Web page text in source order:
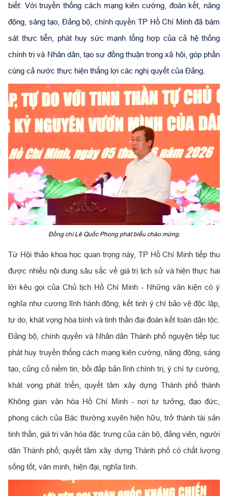
biết: Với truyền thống cách mạng kiên cường, đoàn kết, năng
động, sáng tạo, Đảng bộ, chính quyền TP Hồ Chí Minh đã bám
sát thực tiễn, phát huy sức mạnh tổng hợp của cả hệ thống
chính trị và Nhân dân, tạo sự đồng thuận trong xã hội, góp phần
cùng cả nước thực hiện thắng lợi các nghị quyết của Đảng.
Đồng chí Lê Quốc Phong phát biểu chào mừng.
Từ Hội thảo khoa học quan trọng này, TP Hồ Chí Minh tiếp thu
được nhiều nội dung sâu sắc về giá trị lịch sử và hiện thực hai
lời kêu gọi của Chủ tịch Hồ Chí Minh - Những văn kiện có ý
nghĩa như cương lĩnh hành động, kết tinh ý chí bảo vệ độc lập,
tự do, khát vọng hòa bình và tinh thần đại đoàn kết toàn dân tộc.
Đảng bộ, chính quyền và Nhân dân Thành phố nguyện tiếp tục
phát huy truyền thống cách mạng kiên cường, năng động, sáng
tạo, củng cố niềm tin, bồi đắp bản lĩnh chính trị, ý chí tự cường,
khát vọng phát triển, quyết tâm xây dựng Thành phố thành
Không gian văn hóa Hồ Chí Minh - nơi tư tưởng, đạo đức,
phong cách của Bác thường xuyên hiện hữu, trở thành tài sản
tinh thần, giá trị văn hóa đặc trưng của cán bộ, đảng viên, người
dân Thành phố; quyết tâm xây dựng Thành phố có chất lượng
sống tốt, văn minh, hiện đại, nghĩa tình.